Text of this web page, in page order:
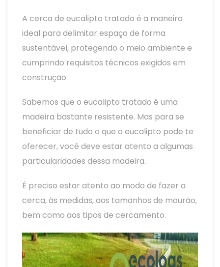
A cerca de eucalipto tratado é a maneira
ideal para delimitar espaço de forma
sustentável, protegendo o meio ambiente e
cumprindo requisitos técnicos exigidos em
construção.
Sabemos que o eucalipto tratado é uma
madeira bastante resistente. Mas para se
beneficiar de tudo o que o eucalipto pode te
oferecer, você deve estar atento a algumas
particularidades dessa madeira.
É preciso estar atento ao modo de fazer a
cerca, às medidas, aos tamanhos de mourão,
bem como aos tipos de cercamento.